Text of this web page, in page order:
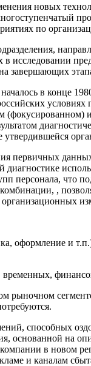
новых
по
исследовании
в конце
первичных
персонала, что
,
оформление и
рыночном
способных
основанной
в новом
и каналам